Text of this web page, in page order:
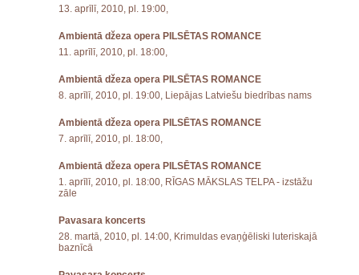
13. aprīlī, 2010, pl. 19:00,
Ambientā džeza opera PILSĒTAS ROMANCE
11. aprīlī, 2010, pl. 18:00,
Ambientā džeza opera PILSĒTAS ROMANCE
8. aprīlī, 2010, pl. 19:00, Liepājas Latviešu biedrības nams
Ambientā džeza opera PILSĒTAS ROMANCE
7. aprīlī, 2010, pl. 18:00,
Ambientā džeza opera PILSĒTAS ROMANCE
1. aprīlī, 2010, pl. 18:00, RĪGAS MĀKSLAS TELPA - izstāžu
zāle
Pavasara koncerts
28. martā, 2010, pl. 14:00, Krimuldas evaņģēliski luteriskajā
baznīcā